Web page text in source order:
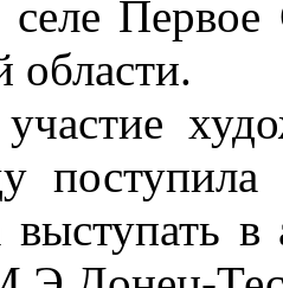
Первое
области.
в